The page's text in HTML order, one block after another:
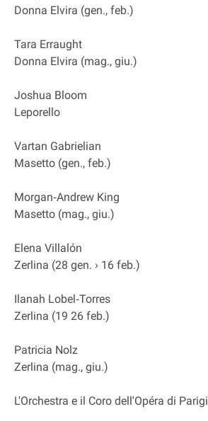
Donna Elvira (gen., feb.)
Tara Erraught
Donna Elvira (mag., giu.)
Joshua Bloom
Leporello
Vartan Gabrielian
Masetto (gen., feb.)
Morgan‐Andrew King
Masetto (mag., giu.)
Elena Villalón
Zerlina (28 gen. › 16 feb.)
Ilanah Lobel‐Torres
Zerlina (19 26 feb.)
Patricia Nolz
Zerlina (mag., giu.)
L'Orchestra e il Coro dell'Opéra di Parigi